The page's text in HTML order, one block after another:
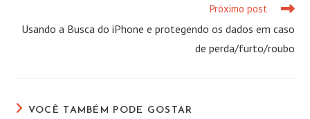
Próximo post
Usando a Busca do iPhone e protegendo os dados em caso
de perda/furto/roubo
VOCÊ TAMBÉM PODE GOSTAR